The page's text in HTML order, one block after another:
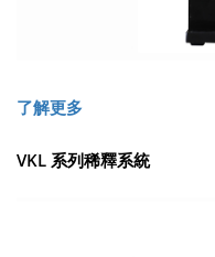
了解更多
VKL 系列稀釋系統